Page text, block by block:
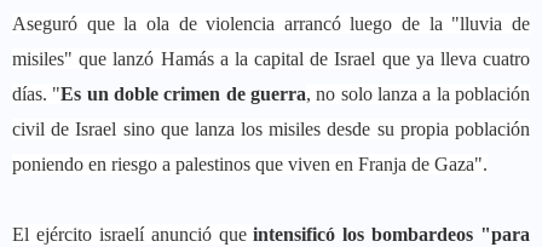
Aseguró que la ola de violencia arrancó luego de la "lluvia de
misiles" que lanzó Hamás a la capital de Israel que ya lleva cuatro
días. "Es un doble crimen de guerra, no solo lanza a la población
civil de Israel sino que lanza los misiles desde su propia población
poniendo en riesgo a palestinos que viven en Franja de Gaza".
El ejército israelí anunció queintensificó los bombardeos "para